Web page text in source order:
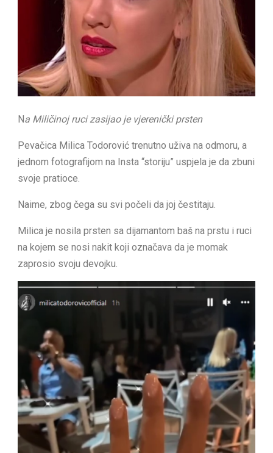
Na Miličinoj ruci zasijao je vjerenički prsten
Pevačica Milica Todorović trenutno uživa na odmoru, a
jednom fotografijom na Insta “storiju” uspjela je da zbuni
svoje pratioce.
Naime, zbog čega su svi počeli da joj čestitaju.
Milica je nosila prsten sa dijamantom baš na prstu i ruci
na kojem se nosi nakit koji označava da je momak
zaprosio svoju devojku.